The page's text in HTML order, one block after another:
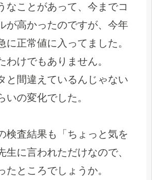
なことがあって、今までコ
が高かったのですが、今年
に正常値に入ってました。
わけでもありません。
と間違えているんじゃない
いの変化でした。
検査結果も「ちょっと気を
生に言われただけなので、
たところでしょうか。